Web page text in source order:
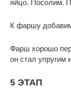
яйцо. Посолим.
К фаршу
Фарш хорошо
он стал упругим
5 ЭТАП